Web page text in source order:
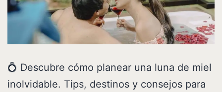
💍 Descubre cómo planear una luna de miel
inolvidable. Tips, destinos y consejos para